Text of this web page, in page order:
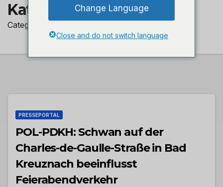
Kategorie:presseportal
Category Added in a WPeMatico Campaign
PRESSEPORTAL
POL-PDKH: Schwan auf der
Charles-de-Gaulle-Straße in Bad
Kreuznach beeinflusst
Feierabendverkehr
Change Language
Close and do not switch language